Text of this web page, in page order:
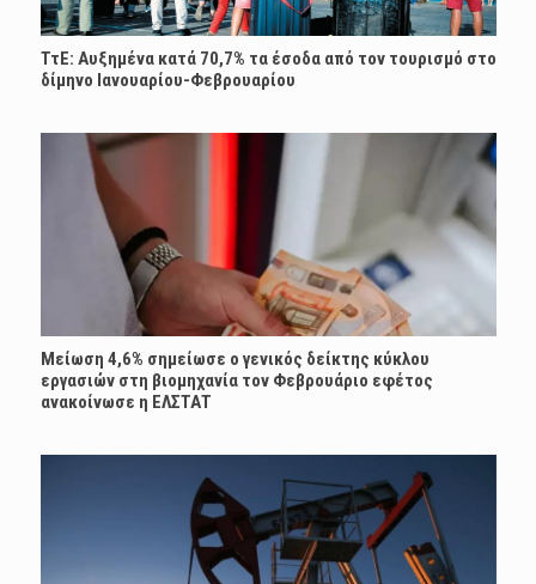
ΤτΕ: Αυξημένα κατά 70,7% τα έσοδα από τον τουρισμό στο
δίμηνο Ιανουαρίου-Φεβρουαρίου
Μείωση 4,6% σημείωσε ο γενικός δείκτης κύκλου
εργασιών στη βιομηχανία τον Φεβρουάριο εφέτος
ανακοίνωσε η ΕΛΣΤΑΤ